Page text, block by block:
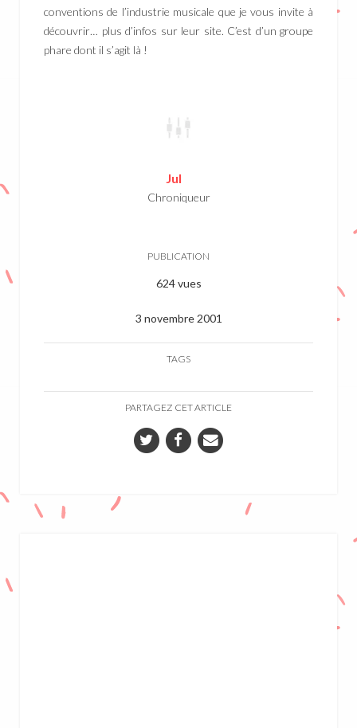
conventions de l’industrie musicale que je vous invite à
découvrir… plus d’infos sur leur site. C’est d’un groupe
phare dont il s’agit là !
Jul
Chroniqueur
PUBLICATION
624 vues
3 novembre 2001
TAGS
PARTAGEZ CET ARTICLE